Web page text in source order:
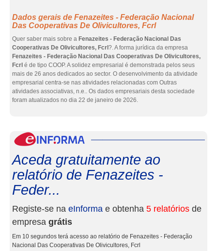
Dados gerais de Fenazeites - Federação Nacional
Das Cooperativas De Olivicultores, Fcrl
Quer saber mais sobre a Fenazeites - Federação Nacional Das
Cooperativas De Olivicultores, Fcrl ?. A forma jurídica da empresa
Fenazeites - Federação Nacional Das Cooperativas De Olivicultores,
Fcrl é de tipo COOP. A solidez empresarial é demonstrada pelos seus
mais de 26 anos dedicados ao sector. O desenvolvimento da atividade
empresarial centra-se nas atividades relacionadas com Outras
atividades associativas, n.e.. Os dados empresariais desta sociedade
foram atualizados no dia 22 de janeiro de 2026.
Aceda gratuitamente ao
relatório de Fenazeites -
Feder...
Registe-se na eInforma e obtenha 5 relatórios de
empresa grátis
Em 10 segundos terá acesso ao relatório de Fenazeites - Federação
Nacional Das Cooperativas De Olivicultores, Fcrl